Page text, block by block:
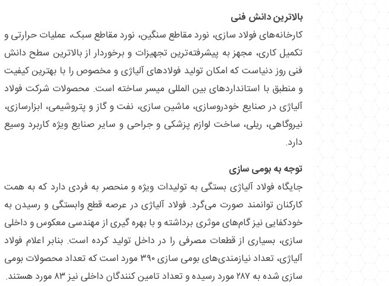
بالاترین دانش فنی
کارخانه‌های فولاد سازی، نورد مقاطع سنگین، نورد مقاطع سبک، عملیات حرارتی و
تکمیل کاری، مجهز به پیشرفته‌ترین تجهیزات و برخوردار از بالاترین سطح دانش
فنی روز دنیاست که امکان تولید فولاد‌های آلیاژی و مخصوص را با بهترین کیفیت
و منطبق با استاندارد‌های بین المللی میسر ساخته است. محصولات شرکت فولاد
آلیاژی در صنایع خودروسازی، ماشین سازی، نفت و گاز و پتروشیمی، ابزارسازی،
نیروگاهی، ریلی، ساخت لوازم پزشکی و جراحی و سایر صنایع ویژه کاربرد وسیع
دارد.
توجه به بومی سازی
جایگاه فولاد آلیاژی بستگی به تولیدات ویژه و منحصر به فردی دارد که به همت
کارکنان توانمند صورت می‌گرد. فولاد آلیاژی در عرصه قطع وابستگی و رسیدن به
خودکفایی نیز گام‌های موثری برداشته و با بهره گیری از مهندسی معکوس و داخلی
سازی، بسیاری از قطعات مصرفی را در داخل تولید کرده است. بنابر اعلام فولاد
آلیاژی، تعداد نیازمندی‌های بومی سازی ۳۹۰ مورد است که تعداد محصولات بومی
سازی شده به ۲۸۷ مورد رسیده و تعداد تامین کنندگان داخلی نیز ۸۳ مورد هستند.